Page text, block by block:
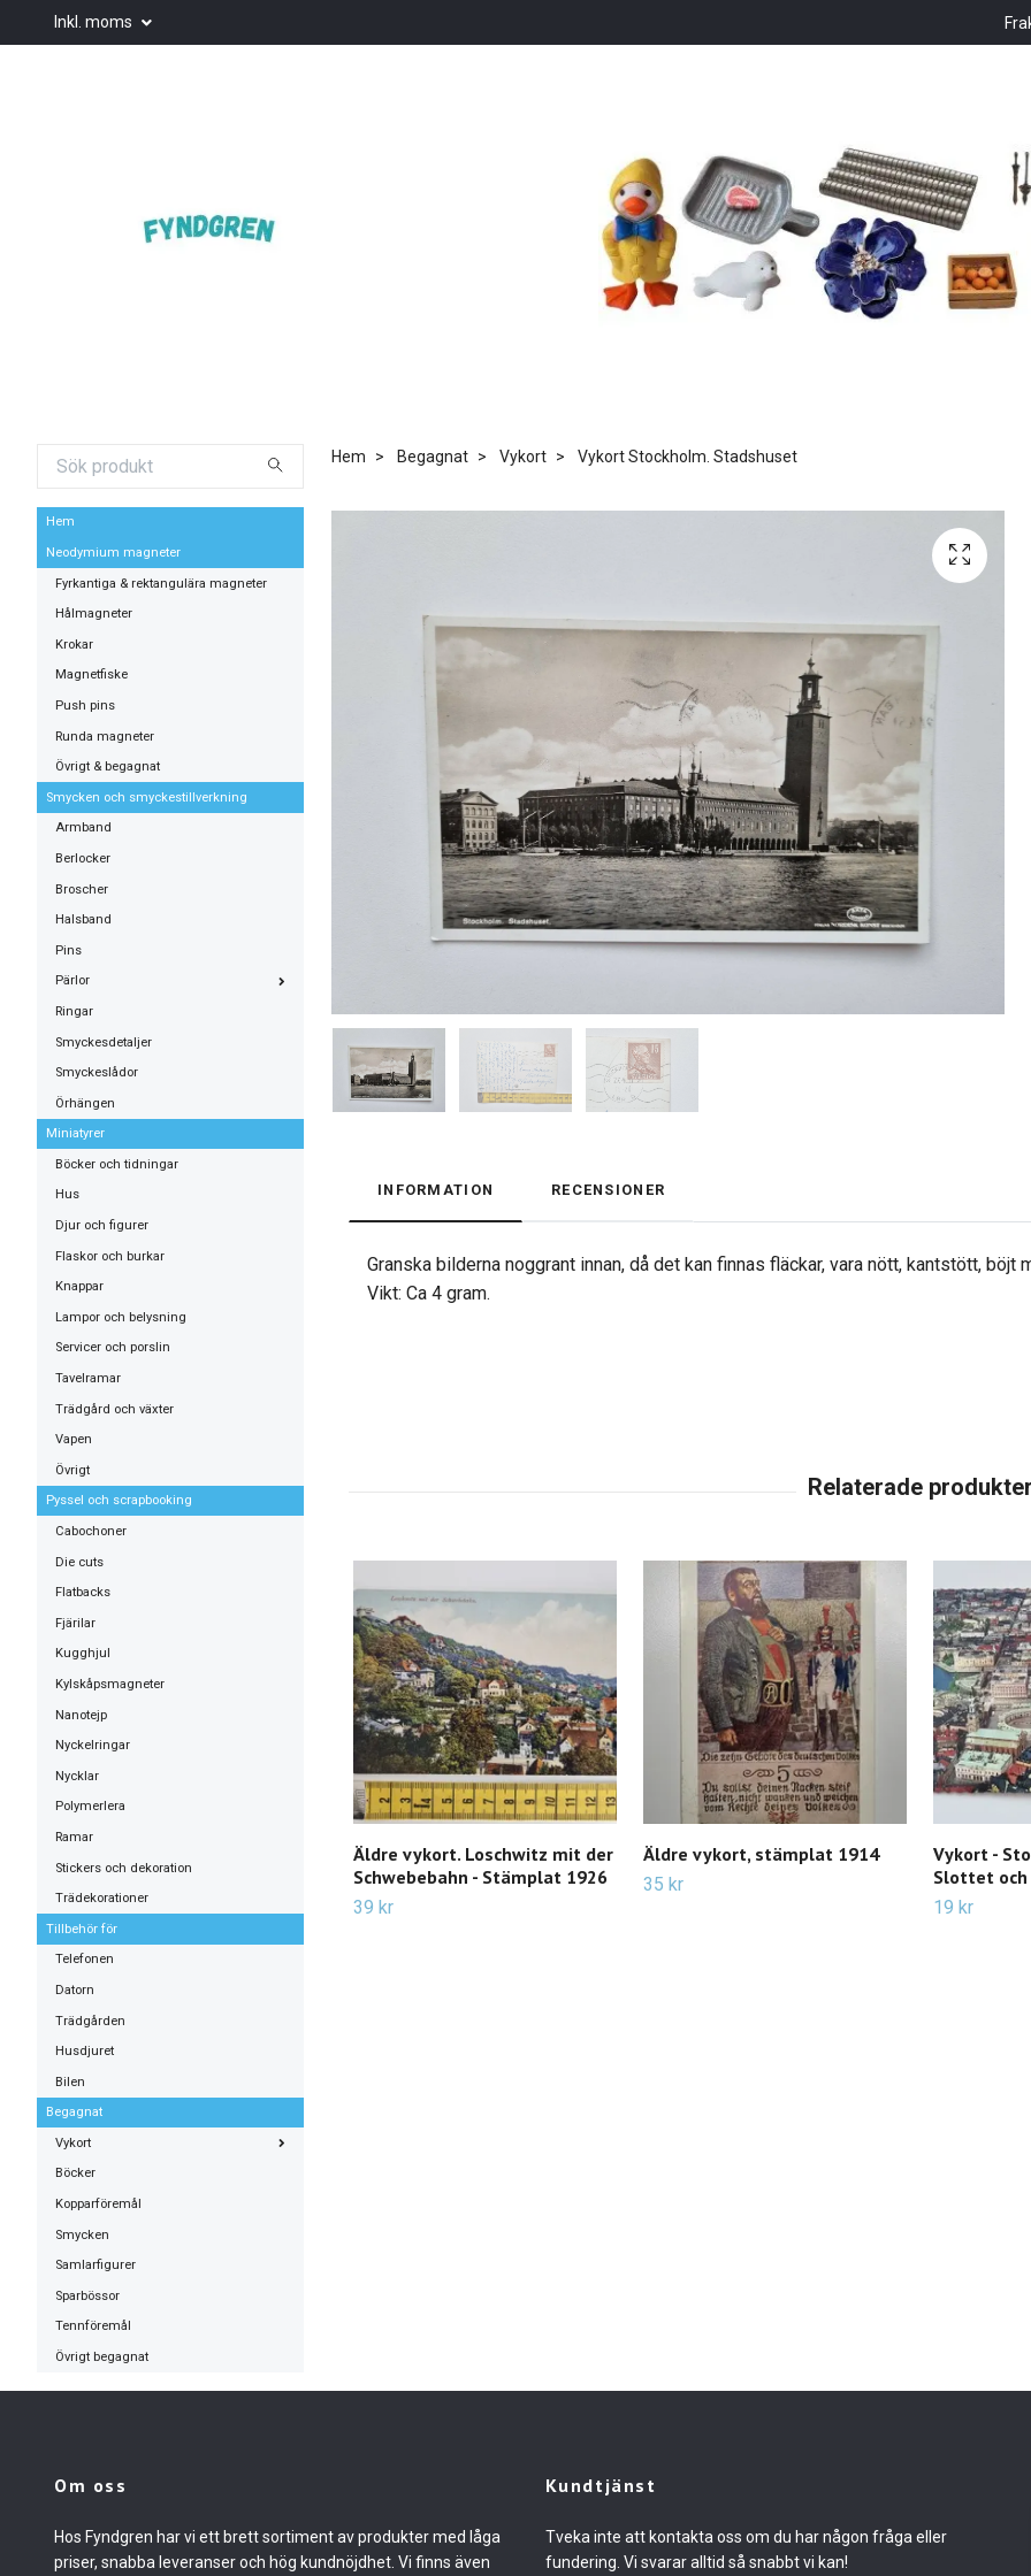
Inkl. moms
Hem
Neodymium magneter
Fyrkantiga & rektangulära magneter
Hålmagneter
Krokar
Magnetfiske
Push pins
Runda magneter
Övrigt & begagnat
Smycken och smyckestillverkning
Armband
Berlocker
Broscher
Halsband
Pins
Pärlor
Ringar
Smyckesdetaljer
Smyckeslådor
Örhängen
Miniatyrer
Böcker och tidningar
Hus
Djur och figurer
Flaskor och burkar
Knappar
Lampor och belysning
Servicer och porslin
Tavelramar
Trädgård och växter
Vapen
Övrigt
Pyssel och scrapbooking
Cabochoner
Die cuts
Flatbacks
Fjärilar
Kugghjul
Kylskåpsmagneter
Nanotejp
Nyckelringar
Nycklar
Polymerlera
Ramar
Stickers och dekoration
Trädekorationer
Tillbehör för
Telefonen
Datorn
Trädgården
Husdjuret
Bilen
Begagnat
Vykort
Böcker
Kopparföremål
Smycken
Samlarfigurer
Sparbössor
Tennföremål
Övrigt begagnat
Hem Begagnat Vykort Vykort Stockholm. Stadshuset
INFORMATION RECENSIONER
Granska bilderna noggrant innan, då det kan finnas fläckar, vara nött, kantstött, böjt
Vikt: Ca 4 gram.
Äldre vykort. Loschwitz mit der
Schwebebahn - Stämplat 1926
39 kr
Äldre vykort, stämplat 1914
35 kr
Vykort -
Slottet och
19 kr
Om oss
Hos Fyndgren har vi ett brett sortiment av produkter med låga
priser, snabba leveranser och hög kundnöjdhet. Vi finns även
Kundtjänst
Tveka inte att kontakta oss om du har någon fråga eller
fundering. Vi svarar alltid så snabbt vi kan!